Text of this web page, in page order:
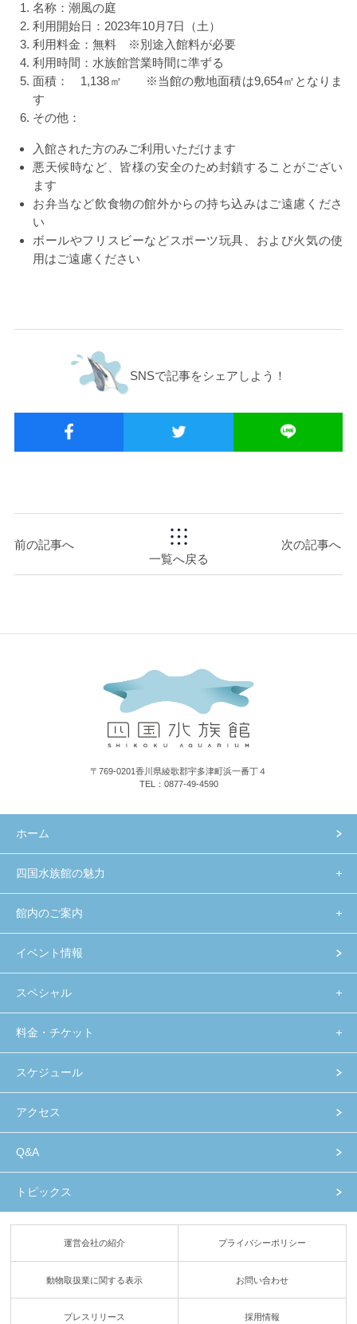
名称：潮風の庭
利用開始日： 2023年10月7日（土）
利用料金：無料 ※別途入館料が必要
利用時間：水族館営業時間に準ずる
面積： 1,138㎡ ※当館の敷地面積は9,654㎡となりま
す
その他：
入館された方のみご利用いただけます
悪天候時など、皆様の安全のため封鎖することがござい
ます
お弁当など飲食物の館外からの持ち込みはご遠慮くださ
い
ボールやフリスビーなどスポーツ玩具、および火気の使
用はご遠慮ください
SNSで記事をシェアしよう！
前の記事へ
一覧へ戻る
次の記事へ
〒769-0201香川県綾歌郡宇多津町浜一番丁４
TEL：0877-49-4590
ホーム
四国水族館の魅力
館内のご案内
イベント情報
スペシャル
料金・チケット
スケジュール
アクセス
Q&A
トピックス
運営会社の紹介 プライバシーポリシー
動物取扱業に関する表示 お問い合わせ
プレスリリース 採用情報